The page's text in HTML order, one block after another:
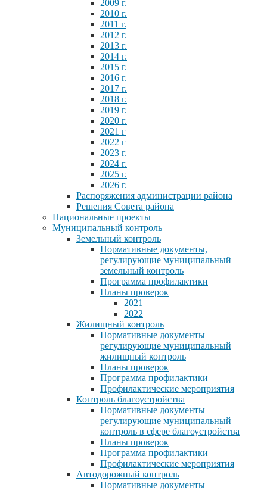
2009 г.
2010 г.
2011 г.
2012 г.
2013 г.
2014 г.
2015 г.
2016 г.
2017 г.
2018 г.
2019 г.
2020 г.
2021 г
2022 г
2023 г.
2024 г.
2025 г.
2026 г.
Распоряжения администрации района
Решения Совета района
Национальные проекты
Муниципальный контроль
Земельный контроль
Нормативные документы,
регулирующие муниципальный
земельный контроль
Программа профилактики
Планы проверок
2021
2022
Жилищный контроль
Нормативные документы
регулирующие муниципальный
жилищный контроль
Планы проверок
Программа профилактики
Профилактические мероприятия
Контроль благоустройства
Нормативные документы
регулирующие муниципальный
контроль в сфере благоустройства
Планы проверок
Программа профилактики
Профилактические мероприятия
Автодорожный контроль
Нормативные документы